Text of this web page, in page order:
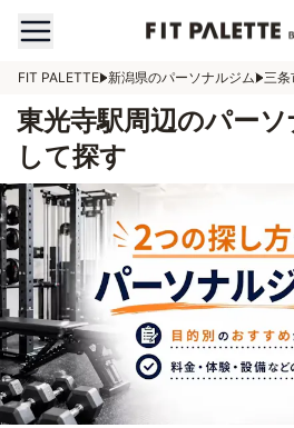
FIT PALETTE 新潟県のパーソナルジム 三条
東光寺駅周辺のパー
して探す